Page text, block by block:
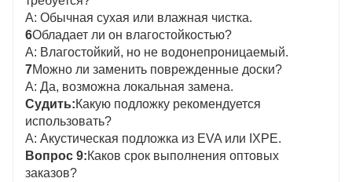
А: Обычная сухая или влажная чистка.
6Обладает ли он влагостойкостью?
А: Влагостойкий, но не водонепроницаемый.
7Можно ли заменить поврежденные доски?
А: Да, возможна локальная замена.
Судить:Какую подложку рекомендуется
использовать?
А: Акустическая подложка из EVA или IXPE.
Вопрос 9:Каков срок выполнения оптовых
заказов?